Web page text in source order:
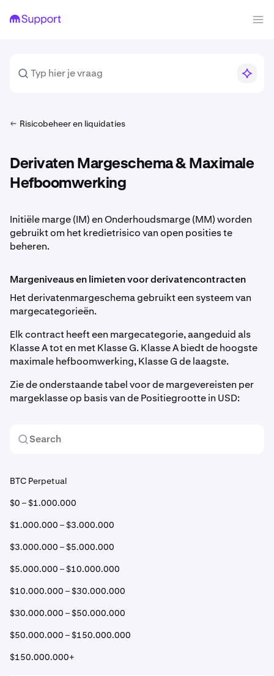
Risicobeheer en liquidaties
Derivaten Margeschema & Maximale
Hefboomwerking
Initiële marge (IM) en Onderhoudsmarge (MM) worden
gebruikt om het kredietrisico van open posities te
beheren.
Margeniveaus en limieten voor derivatencontracten
Het derivatenmargeschema gebruikt een systeem van
margecategorieën.
Elk contract heeft een margecategorie, aangeduid als
Klasse A tot en met Klasse G. Klasse A biedt de hoogste
maximale hefboomwerking, Klasse G de laagste.
Zie de onderstaande tabel voor de margevereisten per
margeklasse op basis van de Positiegrootte in USD:
BTC Perpetual
$0 – $1.000.000
$1.000.000 – $3.000.000
$3.000.000 – $5.000.000
$5.000.000 – $10.000.000
$10.000.000 – $30.000.000
$30.000.000 – $50.000.000
$50.000.000 – $150.000.000
$150.000.000+